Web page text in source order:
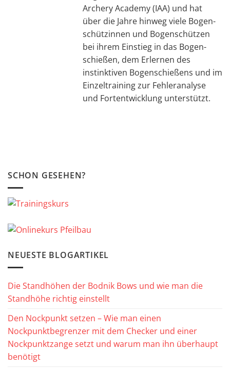
Archery Academy (IAA) und hat
über die Jahre hinweg viele Bogen­
schütz­innen und Bogen­schützen
bei ihrem Einstieg in das Bogen­
schießen, dem Er­lernen des
instinktiven Bogenschießens und im
Einzeltraining zur Fehleranalyse
und Fortentwicklung unterstützt.
SCHON GESEHEN?
NEUESTE BLOGARTIKEL
Die Standhöhen der Bodnik Bows und wie man die
Standhöhe richtig einstellt
Den Nockpunkt setzen – Wie man einen
Nockpunktbegrenzer mit dem Checker und einer
Nockpunktzange setzt und warum man ihn überhaupt
benötigt